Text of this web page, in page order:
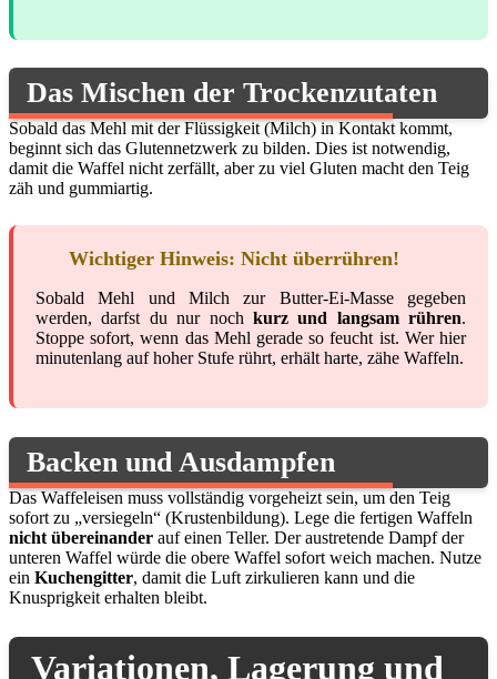
Das Mischen der Trockenzutaten
Sobald das Mehl mit der Flüssigkeit (Milch) in Kontakt kommt,
beginnt sich das Glutennetzwerk zu bilden. Dies ist notwendig,
damit die Waffel nicht zerfällt, aber zu viel Gluten macht den Teig
zäh und gummiartig.
Wichtiger Hinweis: Nicht überrühren!
Sobald Mehl und Milch zur Butter-Ei-Masse gegeben
werden, darfst du nur noch kurz und langsam rühren.
Stoppe sofort, wenn das Mehl gerade so feucht ist. Wer hier
minutenlang auf hoher Stufe rührt, erhält harte, zähe Waffeln.
Backen und Ausdampfen
Das Waffeleisen muss vollständig vorgeheizt sein, um den Teig
sofort zu „versiegeln“ (Krustenbildung). Lege die fertigen Waffeln
nicht übereinander auf einen Teller. Der austretende Dampf der
unteren Waffel würde die obere Waffel sofort weich machen. Nutze
ein Kuchengitter, damit die Luft zirkulieren kann und die
Knusprigkeit erhalten bleibt.
Variationen, Lagerung und